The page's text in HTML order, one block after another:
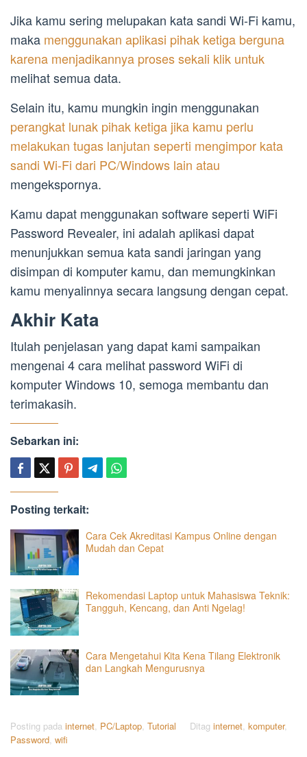
Jika kamu sering melupakan kata sandi Wi-Fi kamu,
maka menggunakan aplikasi pihak ketiga berguna
karena menjadikannya proses sekali klik untuk
melihat semua data.
Selain itu, kamu mungkin ingin menggunakan
perangkat lunak pihak ketiga jika kamu perlu
melakukan tugas lanjutan seperti mengimpor kata
sandi Wi-Fi dari PC/Windows lain atau
mengekspornya.
Kamu dapat menggunakan software seperti WiFi
Password Revealer, ini adalah aplikasi dapat
menunjukkan semua kata sandi jaringan yang
disimpan di komputer kamu, dan memungkinkan
kamu menyalinnya secara langsung dengan cepat.
Akhir Kata
Itulah penjelasan yang dapat kami sampaikan
mengenai 4 cara melihat password WiFi di
komputer Windows 10, semoga membantu dan
terimakasih.
Sebarkan ini:
Posting terkait:
Cara Cek Akreditasi Kampus Online dengan
Mudah dan Cepat
Rekomendasi Laptop untuk Mahasiswa Teknik:
Tangguh, Kencang, dan Anti Ngelag!
Cara Mengetahui Kita Kena Tilang Elektronik
dan Langkah Mengurusnya
Posting pada internet, PC/Laptop, Tutorial Ditag internet, komputer,
Password, wifi